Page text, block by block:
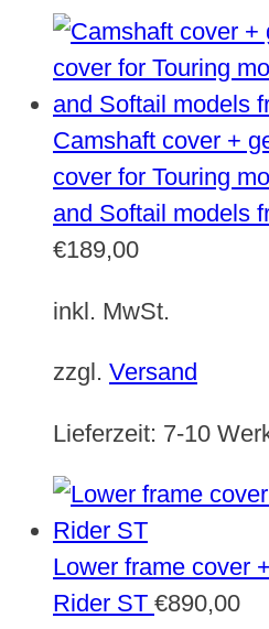
Camshaft cover +
cover for Touring
and Softail models
€189,00
inkl. MwSt.
zzgl. Versand
Lieferzeit: 7-10
Lower frame cover
Rider ST €890,00